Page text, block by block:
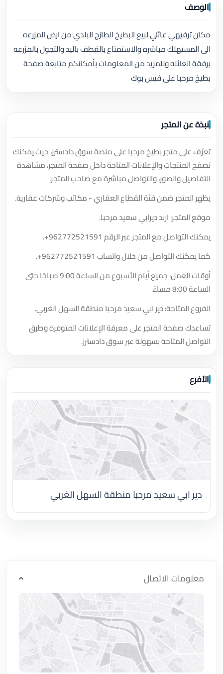
الوصف
مكان ترفيهي عائلي لبيع البطيخ الطازج البلدي من ارض المزرعه
الى المستهلك مباشره والاستمتاع بالقطف باليد والتجول بالمزرعه
برفقة العائله وللمزيد من المعلومات بأمكانكم متابعة صفحة
بطيخ مرحبا على فيس بوك
نبذة عن المتجر
تعرّف على متجر بطيخ مرحبا على منصة سوق دادسترز، حيث يمكنك
تصفح المنتجات والإعلانات المتاحة داخل صفحة المتجر، مشاهدة
التفاصيل والصور، والتواصل مباشرة مع صاحب المتجر.
يظهر المتجر ضمن فئة القطاع العقاري - مكاتب وشركات عقارية.
موقع المتجر: اربد ديرابي سعيد مرحبا.
يمكنك التواصل مع المتجر عبر الرقم +962772521591
.
كما يمكنك التواصل من خلال واتساب +962772521591
.
أوقات العمل: جميع أيام الأسبوع من الساعة 9:00 صباحًا حتى
الساعة 8:00 مساءً.
الفروع المتاحة: دير ابي سعيد مرحبا منطقة السهل الغربي.
تساعدك صفحة المتجر على معرفة الإعلانات المتوفرة وطرق
التواصل المتاحة بسهولة عبر سوق دادسترز.
الأفرع
دير ابي سعيد مرحبا منطقة السهل الغربي
معلومات الاتصال